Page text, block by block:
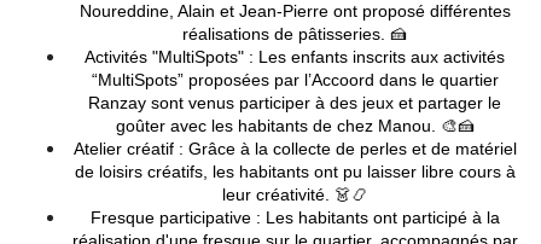
Noureddine, Alain et Jean-Pierre ont proposé différentes
réalisations de pâtisseries. 🍰
Activités "MultiSpots" : Les enfants inscrits aux activités
“MultiSpots” proposées par l’Accoord dans le quartier
Ranzay sont venus participer à des jeux et partager le
goûter avec les habitants de chez Manou. 🎨🍰
Atelier créatif : Grâce à la collecte de perles et de matériel
de loisirs créatifs, les habitants ont pu laisser libre cours à
leur créativité. 👗📿
Fresque participative : Les habitants ont participé à la